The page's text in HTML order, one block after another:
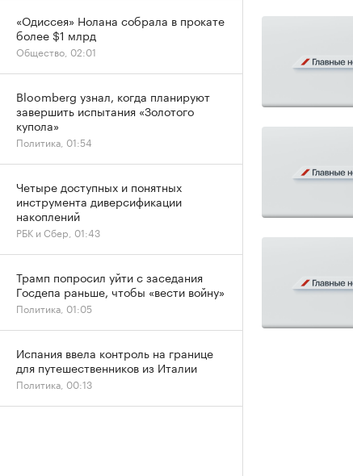
«Одиссея» Нолана собрала в прокате
более $1 млрд
Общество, 02:01
Bloomberg узнал, когда планируют
завершить испытания «Золотого
купола»
Политика, 01:54
Четыре доступных и понятных
инструмента диверсификации
накоплений
РБК и Сбер, 01:43
Трамп попросил уйти с заседания
Госдепа раньше, чтобы «вести войну»
Политика, 01:05
Испания ввела контроль на границе
для путешественников из Италии
Политика, 00:13